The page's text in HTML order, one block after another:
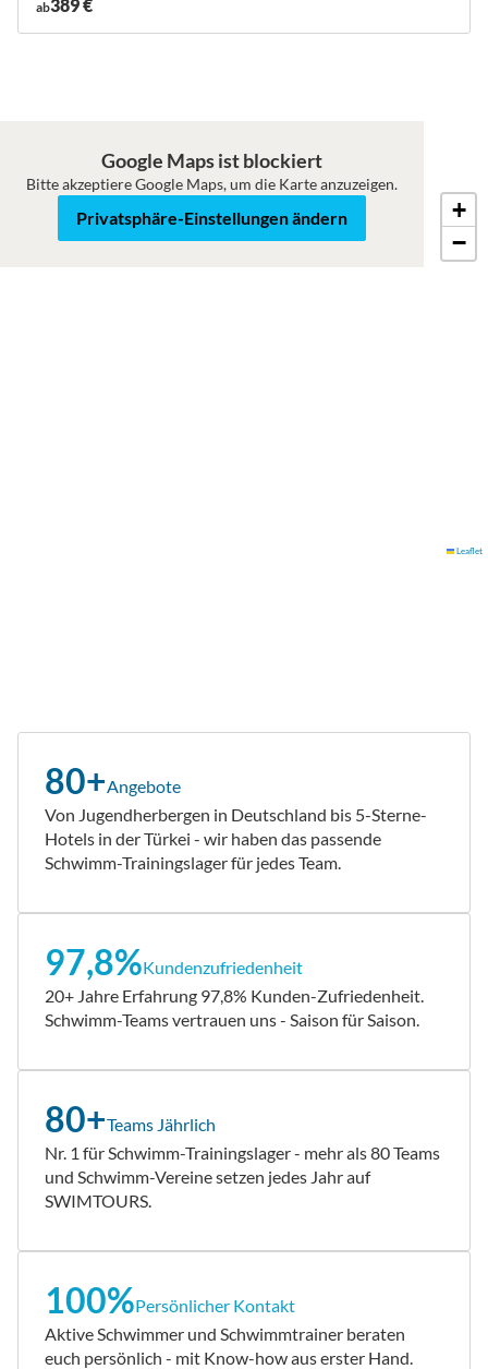
ab389 €
Karte Satellit
+
−
Leaflet
Google Maps ist blockiert
Bitte akzeptiere Google Maps, um die Karte anzuzeigen.
Privatsphäre-Einstellungen ändern
80+Angebote
Von Jugendherbergen in Deutschland bis 5-Sterne-
Hotels in der Türkei - wir haben das passende
Schwimm-Trainingslager für jedes Team.
97,8%Kundenzufriedenheit
20+ Jahre Erfahrung 97,8% Kunden-Zufriedenheit.
Schwimm-Teams vertrauen uns - Saison für Saison.
80+Teams Jährlich
Nr. 1 für Schwimm-Trainingslager - mehr als 80 Teams
und Schwimm-Vereine setzen jedes Jahr auf
SWIMTOURS.
100%Persönlicher Kontakt
Aktive Schwimmer und Schwimmtrainer beraten
euch persönlich - mit Know-how aus erster Hand.